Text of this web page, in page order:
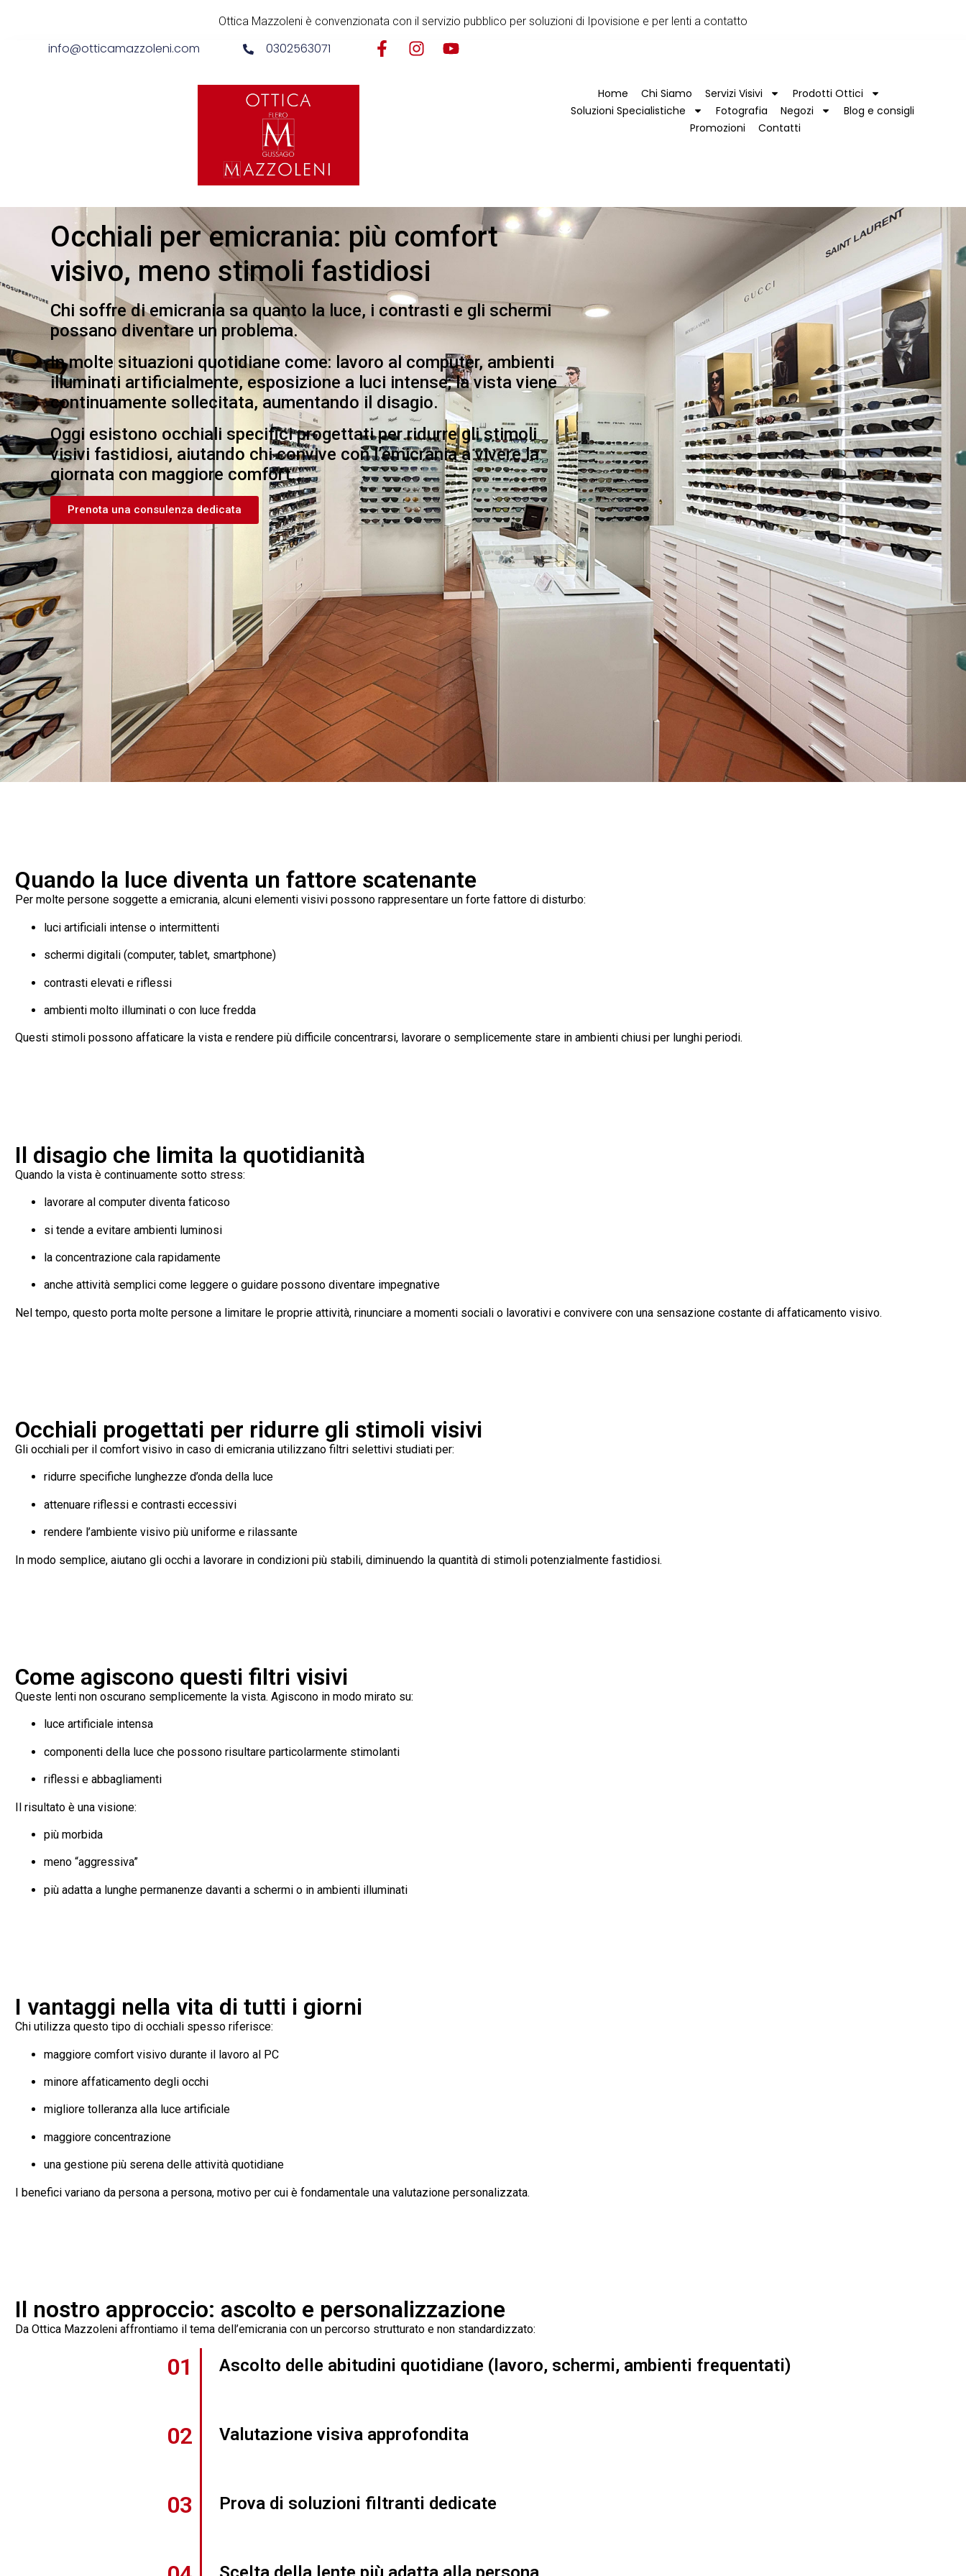
Ottica Mazzoleni è convenzionata con il servizio pubblico per soluzioni di Ipovisione e per lenti a contatto
info@otticamazzoleni.com 0302563071
Home Chi Siamo Servizi Visivi
Prodotti Ottici
Soluzioni Specialistiche
Fotografia Negozi
Blog e consigli
Promozioni
Contatti
Occhiali per emicrania: più comfort
visivo, meno stimoli fastidiosi
Chi soffre di emicrania sa quanto la luce, i contrasti e gli schermi
possano diventare un problema.
In molte situazioni quotidiane come: lavoro al computer, ambienti
illuminati artificialmente, esposizione a luci intense; la vista viene
continuamente sollecitata, aumentando il disagio.
Oggi esistono occhiali specifici progettati per ridurre gli stimoli
visivi fastidiosi, aiutando chi convive con l’emicrania a vivere la
giornata con maggiore comfort.
Prenota una consulenza dedicata
Quando la luce diventa un fattore scatenante
Per molte persone soggette a emicrania, alcuni elementi visivi possono rappresentare un forte fattore di disturbo:
luci artificiali intense o intermittenti
schermi digitali (computer, tablet, smartphone)
contrasti elevati e riflessi
ambienti molto illuminati o con luce fredda
Questi stimoli possono affaticare la vista e rendere più difficile concentrarsi, lavorare o semplicemente stare in ambienti chiusi per lunghi periodi.
Il disagio che limita la quotidianità
Quando la vista è continuamente sotto stress:
lavorare al computer diventa faticoso
si tende a evitare ambienti luminosi
la concentrazione cala rapidamente
anche attività semplici come leggere o guidare possono diventare impegnative
Nel tempo, questo porta molte persone a limitare le proprie attività, rinunciare a momenti sociali o lavorativi e convivere con una sensazione costante di affaticamento visivo.
Occhiali progettati per ridurre gli stimoli visivi
Gli occhiali per il comfort visivo in caso di emicrania utilizzano filtri selettivi studiati per:
ridurre specifiche lunghezze d’onda della luce
attenuare riflessi e contrasti eccessivi
rendere l’ambiente visivo più uniforme e rilassante
In modo semplice, aiutano gli occhi a lavorare in condizioni più stabili, diminuendo la quantità di stimoli potenzialmente fastidiosi.
Come agiscono questi filtri visivi
Queste lenti non oscurano semplicemente la vista. Agiscono in modo mirato su:
luce artificiale intensa
componenti della luce che possono risultare particolarmente stimolanti
riflessi e abbagliamenti
Il risultato è una visione:
più morbida
meno “aggressiva”
più adatta a lunghe permanenze davanti a schermi o in ambienti illuminati
I vantaggi nella vita di tutti i giorni
Chi utilizza questo tipo di occhiali spesso riferisce:
maggiore comfort visivo durante il lavoro al PC
minore affaticamento degli occhi
migliore tolleranza alla luce artificiale
maggiore concentrazione
una gestione più serena delle attività quotidiane
I benefici variano da persona a persona, motivo per cui è fondamentale una valutazione personalizzata.
Il nostro approccio: ascolto e personalizzazione
Da Ottica Mazzoleni affrontiamo il tema dell’emicrania con un percorso strutturato e non standardizzato:
01 Ascolto delle abitudini quotidiane (lavoro, schermi, ambienti frequentati)
02 Valutazione visiva approfondita
03 Prova di soluzioni filtranti dedicate